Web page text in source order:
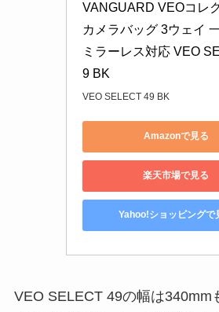
VANGUARD VEOコレ
カメラバッグ 3ウェイ
ミラーレス対応 VEO
9 BK
VEO SELECT 49 BK
Amazonで見る
楽天市場で見る
Yahoo!ショッピングで
VEO SELECT 49の幅は340mm